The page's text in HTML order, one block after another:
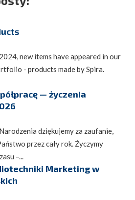
new items have appeared in our
- products made by Spira.
— życzenia
dziękujemy za zaufanie,
przez cały rok. Życzymy
–...
Marketing w